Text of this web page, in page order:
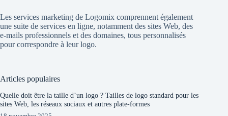
Les services marketing de Logomix comprennent également
une suite de services en ligne, notamment des sites Web, des
e-mails professionnels et des domaines, tous personnalisés
pour correspondre à leur logo.
Articles populaires
Quelle doit être la taille d’un logo ? Tailles de logo standard pour les
sites Web, les réseaux sociaux et autres plate-formes